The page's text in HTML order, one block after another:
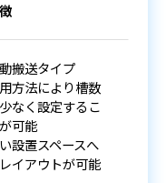
搬送タイプ
方法により槽数
なく設定するこ
可能
設置スペースへ
イアウトが可能